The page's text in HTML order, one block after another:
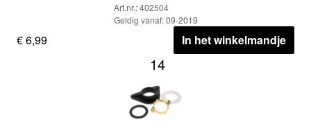
Art.nr.: 402504
Geldig vanaf: 09-2019
€ 6,99 In het winkelmandje
14